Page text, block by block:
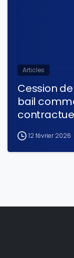
Articles
Cession
bail
12 février 2026